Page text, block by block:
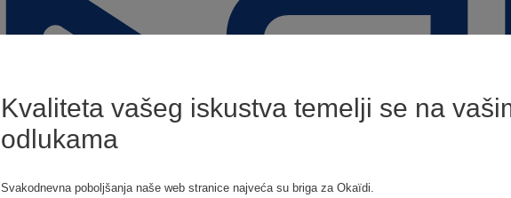
Kvaliteta vašeg iskustva temelji se na
odlukama
Svakodnevna poboljšanja naše web stranice najveća su briga za Okaïdi.